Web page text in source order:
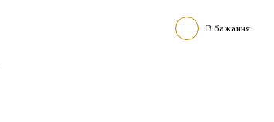
В бажання